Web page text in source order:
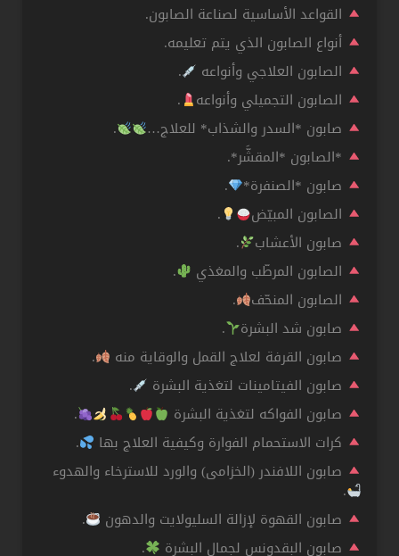
القواعد الأساسية لصناعة الصابون.
أنواع الصابون الذي يتم تعليمه.
الصابون العلاجي وأنواعه
.
الصابون التجميلي وأنواعه
.
صابون *السدر والشذاب* للعلاج…
.
*الصابون *المقشَّر*.
صابون *الصنفرة*
.
الصابون المبيّض
.
صابون الأعشاب
.
الصابون المرطّب والمغذي
.
الصابون المنحّف
.
صابون شد البشرة
.
صابون القرفة لعلاج القمل والوقاية منه
.
صابون الفيتامينات لتغذية البشرة
.
صابون الفواكه لتغذية البشرة
.
كرات الاستحمام الفوارة وكيفية العلاج بها
.
صابون اللافندر (الخزامى) والورد للاسترخاء والهدوء
.
صابون القهوة لإزالة السليولايت والدهون
.
صابون البقدونس لجمال البشرة
.